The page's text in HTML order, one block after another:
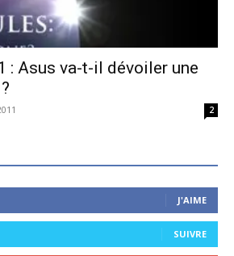
: Asus va-t-il dévoiler une
2
J'AIME
SUIVRE